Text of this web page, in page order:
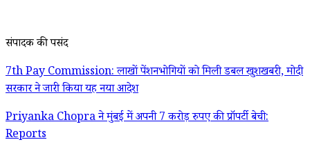
संपादक की पसंद
7th Pay Commission: लाखों पेंशनभोगियों को मिली डबल खुशखबरी, मोदी
सरकार ने जारी किया यह नया आदेश
Priyanka Chopra ने मुंबई में अपनी 7 करोड़ रुपए की प्रॉपर्टी बेची:
Reports